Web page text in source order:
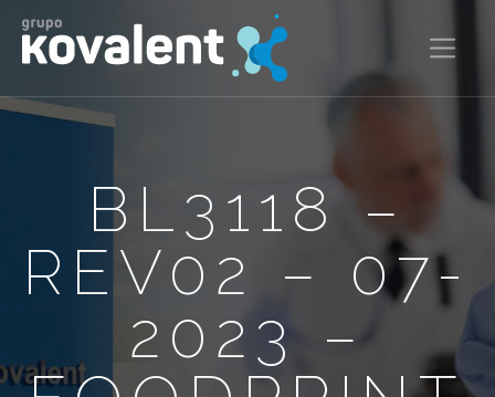
BL3118 –
REV02 – 07-
2023 –